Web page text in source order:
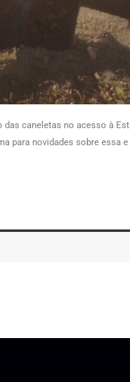
caneletas no acesso à
para novidades sobre essa